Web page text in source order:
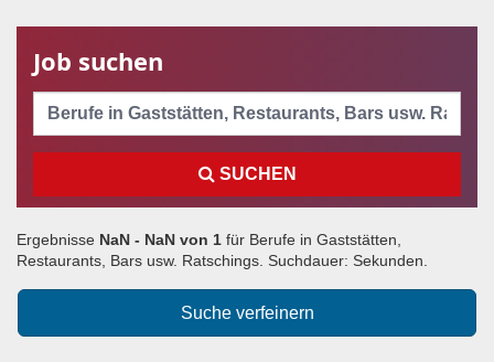
Job suchen
SUCHEN
Ergebnisse NaN - NaN von 1 für Berufe in Gaststätten,
Restaurants, Bars usw. Ratschings. Suchdauer: Sekunden.
Suche verfeinern